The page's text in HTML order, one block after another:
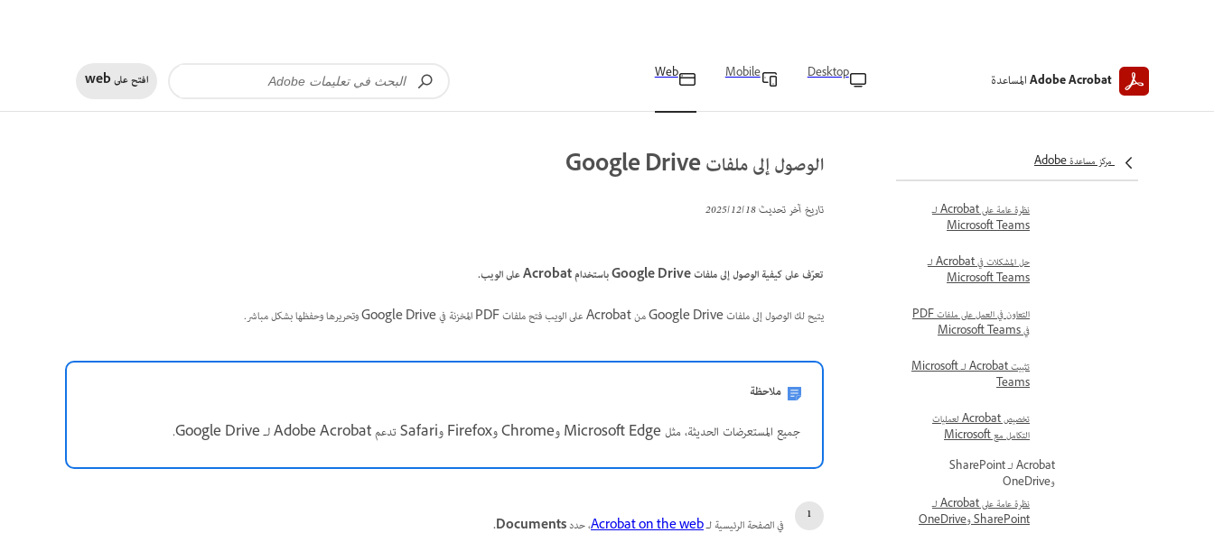
Adobe Acrobat المساعدة Desktop
Mobile
Web افتح علىweb
مركز مساعدة Adobe
تحرير ملفات PDF في Acrobat
Microsoft Teams
نظرة عامة على Acrobat لـ
Microsoft Teams
حل المشكلات في Acrobat لـ
Microsoft Teams
التعاون في العمل على ملفات PDF
في Microsoft Teams
تثبيت Acrobat لـ Microsoft
Teams
تخصيص Acrobat لعمليات
التكامل مع Microsoft
Acrobat لـ SharePoint
وOneDrive
نظرة عامة على Acrobat لـ
SharePoint وOneDrive
الوصول إلى ملفات Google Drive
تاريخ آخر تحديث18‏/12‏/2025
تعرّف على كيفية الوصول إلى ملفات Google Drive باستخدام Acrobat على الويب.
يتيح لك الوصول إلى ملفات Google Drive من Acrobat على الويب فتح ملفات PDF المخزنة في Google Drive وتحريرها وحفظها بشكل مباشر.
ملاحظة
جميع المستعرضات الحديثة، مثل Microsoft Edge وChrome وFirefox وSafari تدعم Adobe Acrobat لـ Google Drive.
في الصفحة الرئيسية لـAcrobat on the web، حددDocuments
.